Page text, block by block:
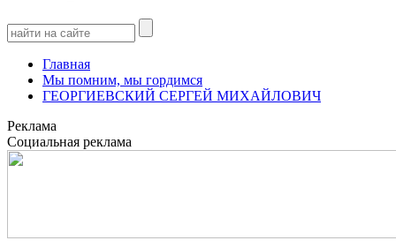
Главная
Мы помним, мы гордимся
ГЕОРГИЕВСКИЙ СЕРГЕЙ МИХАЙЛОВИЧ
Реклама
Социальная реклама